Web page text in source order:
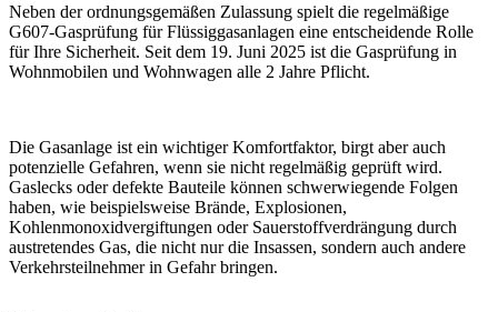
Neben der ordnungsgemäßen Zulassung spielt die regelmäßige
G607-Gasprüfung für Flüssiggasanlagen eine entscheidende Rolle
für Ihre Sicherheit. Seit dem 19. Juni 2025 ist die Gasprüfung in
Wohnmobilen und Wohnwagen alle 2 Jahre Pflicht.
Die Gasanlage ist ein wichtiger Komfortfaktor, birgt aber auch
potenzielle Gefahren, wenn sie nicht regelmäßig geprüft wird.
Gaslecks oder defekte Bauteile können schwerwiegende Folgen
haben, wie beispielsweise Brände, Explosionen,
Kohlenmonoxidvergiftungen oder Sauerstoffverdrängung durch
austretendes Gas, die nicht nur die Insassen, sondern auch andere
Verkehrsteilnehmer in Gefahr bringen.